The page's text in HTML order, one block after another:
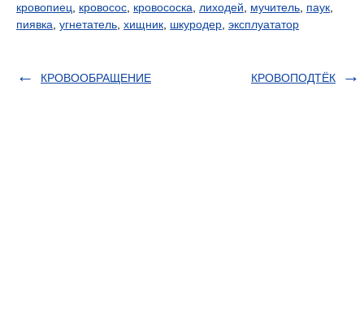
кровопиец
кровосос кровососка лиходей мучитель паук
пиявка угнетатель хищник шкуродер эксплуататор
КРОВООБРАЩЕНИЕ КРОВОПОДТЁК